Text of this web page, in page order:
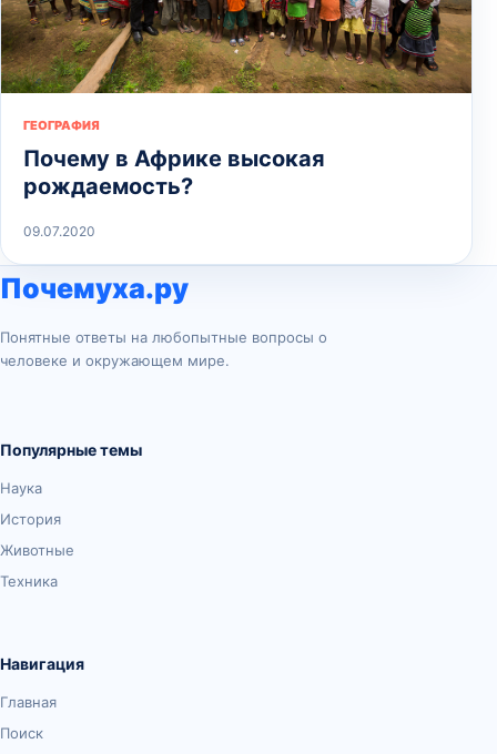
ГЕОГРАФИЯ
Почему в Африке высокая
рождаемость?
09.07.2020
Почемуха.ру
Понятные ответы на любопытные вопросы о
человеке и окружающем мире.
Популярные темы
Наука
История
Животные
Техника
Навигация
Главная
Поиск